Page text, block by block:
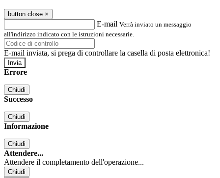
button close ×
E-mail Verrà inviato un messaggio
all'indirizzo indicato con le istruzioni necessarie.
E-mail inviata, si prega di controllare la casella di posta elettronica!
Errore
Chiudi
Successo
Chiudi
Informazione
Chiudi
Attendere...
Attendere il completamento dell'operazione...
Chiudi